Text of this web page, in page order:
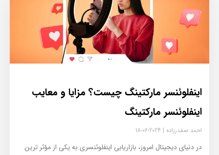
اینفلوئنسر مارکتینگ چیست؟ مزایا و معایب
اینفلوئنسر مارکتینگ
احمد صفدرزاده
در دنیای دیجیتال امروز، بازاریابی اینفلوئنسری به یکی از مؤثر ترین